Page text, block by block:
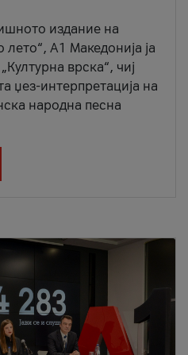
издание на
А1 Македонија ја
врска“, чиј
џез-интерпретација на
народна песна